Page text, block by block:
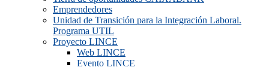
Emprendedores
Unidad de Transición para la Integración Laboral.
Programa UTIL
Proyecto LINCE
Web LINCE
Evento LINCE